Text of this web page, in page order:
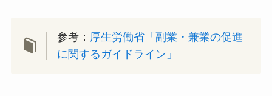
参考： 厚生労働省「副業・兼業の促進
に関するガイドライン」